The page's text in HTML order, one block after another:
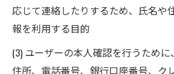
応じて連絡したりするため、氏名や
報を利用する目的
(3) ユーザーの本人確認を行うために
住所、電話番号、銀行口座番号、ク